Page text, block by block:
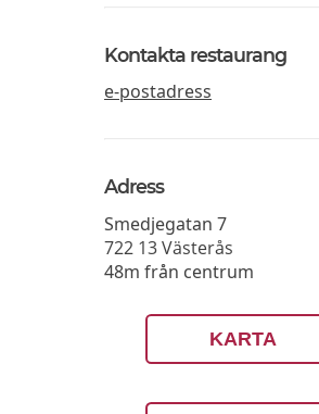
Kontakta restaurang
e-postadress
Adress
Smedjegatan 7
722 13Västerås
48m från centrum
KARTA